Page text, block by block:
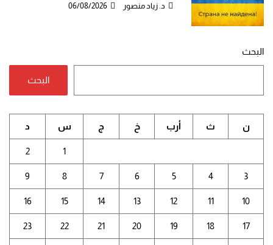
د. زياد منصور 06/08/2026
البحث
البحث
ن ث أرب خ ج س د
1
2
3
4
5
6
7
8
9
10
11
12
13
14
15
16
17
18
19
20
21
22
23